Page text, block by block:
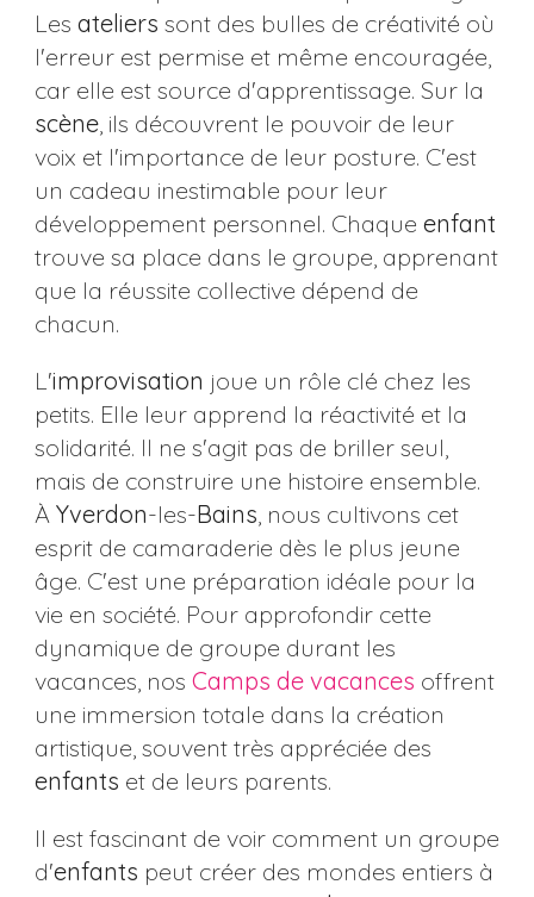
Les ateliers sont des bulles de créativité où
l'erreur est permise et même encouragée,
car elle est source d'apprentissage. Sur la
scène, ils découvrent le pouvoir de leur
voix et l'importance de leur posture. C'est
un cadeau inestimable pour leur
développement personnel. Chaque enfant
trouve sa place dans le groupe, apprenant
que la réussite collective dépend de
chacun.
L'improvisation joue un rôle clé chez les
petits. Elle leur apprend la réactivité et la
solidarité. Il ne s'agit pas de briller seul,
mais de construire une histoire ensemble.
À Yverdon-les-Bains, nous cultivons cet
esprit de camaraderie dès le plus jeune
âge. C'est une préparation idéale pour la
vie en société. Pour approfondir cette
dynamique de groupe durant les
vacances, nos Camps de vacances offrent
une immersion totale dans la création
artistique, souvent très appréciée des
enfants et de leurs parents.
Il est fascinant de voir comment un groupe
d'enfants peut créer des mondes entiers à